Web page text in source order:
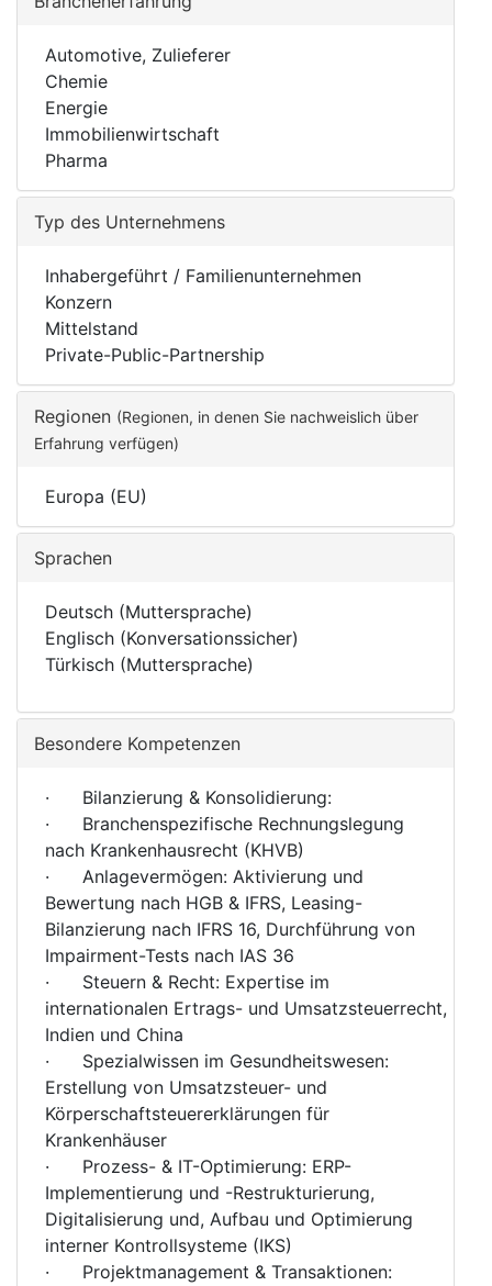
Automotive, Zulieferer
Chemie
Energie
Immobilienwirtschaft
Pharma
Typ des Unternehmens
Inhabergeführt / Familienunternehmen
Konzern
Mittelstand
Private-Public-Partnership
Regionen (Regionen, in denen Sie nachweislich über
Erfahrung verfügen)
Europa (EU)
Sprachen
Deutsch (Muttersprache)
Englisch (Konversationssicher)
Türkisch (Muttersprache)
Besondere Kompetenzen
· Bilanzierung & Konsolidierung:
· Branchenspezifische Rechnungslegung
nach Krankenhausrecht (KHVB)
· Anlagevermögen: Aktivierung und
Bewertung nach HGB & IFRS, Leasing-
Bilanzierung nach IFRS 16, Durchführung von
Impairment-Tests nach IAS 36
· Steuern & Recht: Expertise im
internationalen Ertrags- und Umsatzsteuerrecht,
Indien und China
· Spezialwissen im Gesundheitswesen:
Erstellung von Umsatzsteuer- und
Körperschaftsteuererklärungen für
Krankenhäuser
· Prozess- & IT-Optimierung: ERP-
Implementierung und -Restrukturierung,
Digitalisierung und, Aufbau und Optimierung
interner Kontrollsysteme (IKS)
· Projektmanagement & Transaktionen: